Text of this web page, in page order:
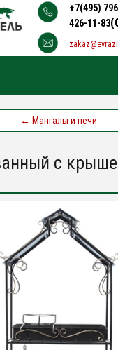
+7(495)
426-11-83
← Мангалы и печи
с